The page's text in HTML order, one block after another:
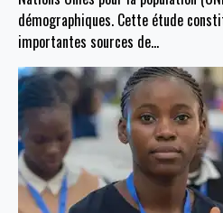
démographiques. Cette étude
importantes sources de…